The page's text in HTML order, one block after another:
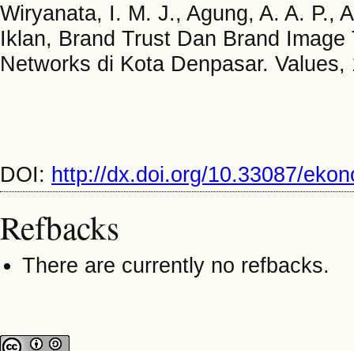
Wiryanata, I. M. J., Agung, A. A. P.,
Iklan, Brand Trust Dan Brand
Networks di Kota Denpasar. Values,
DOI: http://dx.doi.org/10.33087/
Refbacks
There are currently no refbacks.